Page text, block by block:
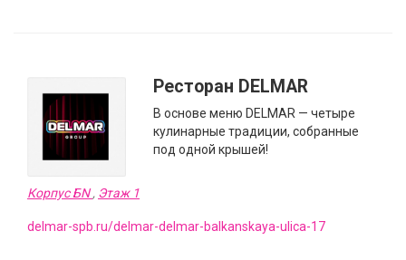
Ресторан DELMAR
В основе меню DELMAR — четыре
кулинарные традиции, собранные
под одной крышей!
Корпус БN, Этаж 1
delmar-spb.ru/delmar-delmar-balkanskaya-ulica-17